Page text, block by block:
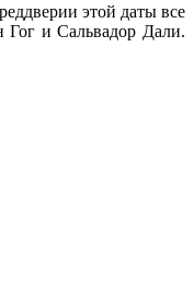
этой даты все
Гог и Сальвадор Дали.